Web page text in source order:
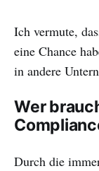
Ich vermute,
eine Chance
in andere
Wer
Durch die